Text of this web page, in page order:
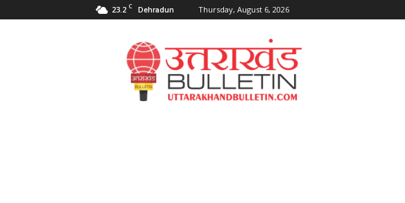
23.2 C Dehradun Thursday, August 6, 2026
Uttarakahnd
Bulletin